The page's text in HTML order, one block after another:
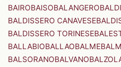
BAIROBAISOBALANGERO
BALDISSERO CANAVESE
BALDISSERO TORINESE
BALLABIOBALLAOBALME
BALSORANOBALVANO